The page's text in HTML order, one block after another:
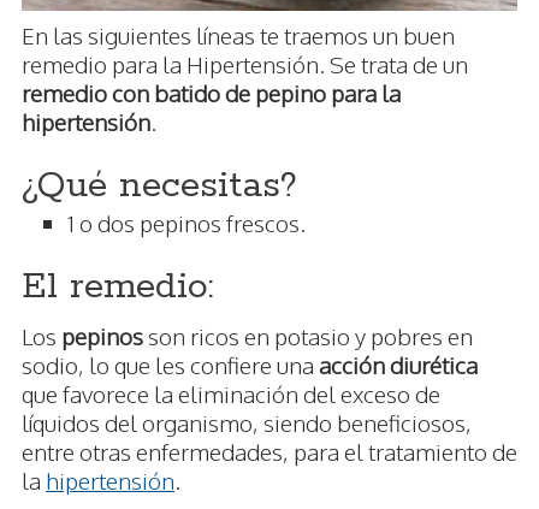
En las siguientes líneas te traemos un buen
remedio para la Hipertensión. Se trata de un
remedio con batido de pepino para la
hipertensión
¿Qué necesitas?
1 o dos pepinos frescos.
El remedio:
Los pepinosson ricos en potasio y pobres en
sodio, lo que les confiere una acción diurética
que favorece la eliminación del exceso de
líquidos del organismo, siendo beneficiosos,
entre otras enfermedades, para el tratamiento de
la hipertensión